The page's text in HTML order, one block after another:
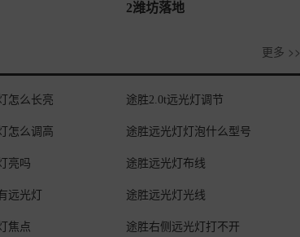
2潍坊落地
更多 >>
怎么长亮 途胜2.0t远光灯调节
怎么调高 途胜远光灯灯泡什么型号
亮吗 途胜远光灯布线
远光灯 途胜远光灯光线
焦点 途胜右侧远光灯打不开